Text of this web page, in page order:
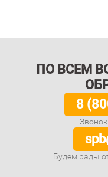
ПО ВСЕМ
8
Будем рады